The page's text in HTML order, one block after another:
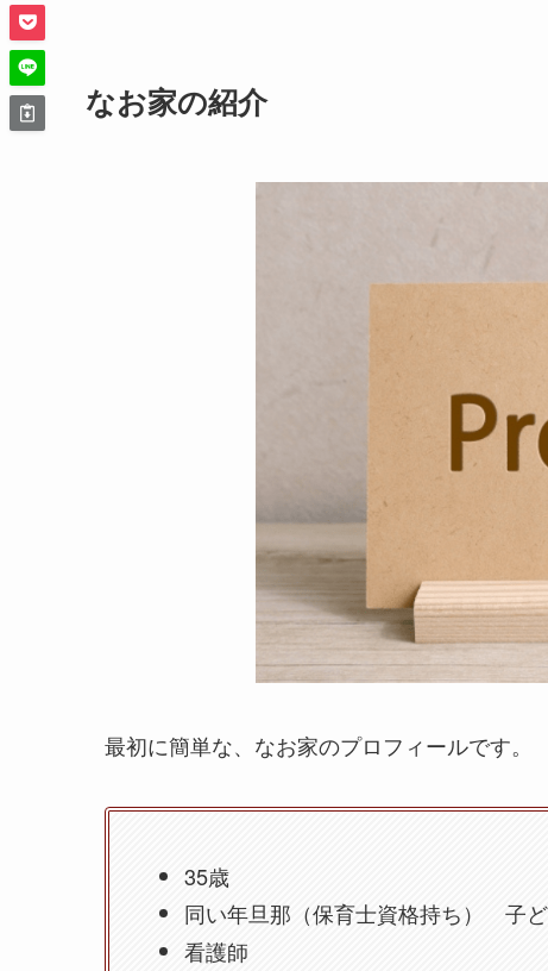
なお家の紹介
最初に簡単な、なお家のプロフィールです。
35歳
同い年旦那（保育士資格持ち） 子
看護師